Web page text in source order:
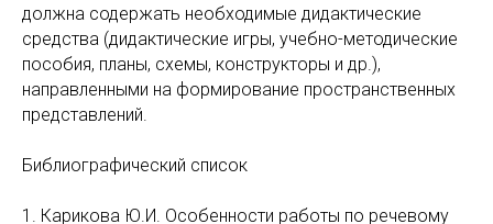
должна содержать необходимые дидактические
средства (дидактические игры, учебно-методические
пособия, планы, схемы, конструкторы и др.),
направленными на формирование пространственных
представлений.
Библиографический список
1. Карикова Ю.И. Особенности работы по речевому